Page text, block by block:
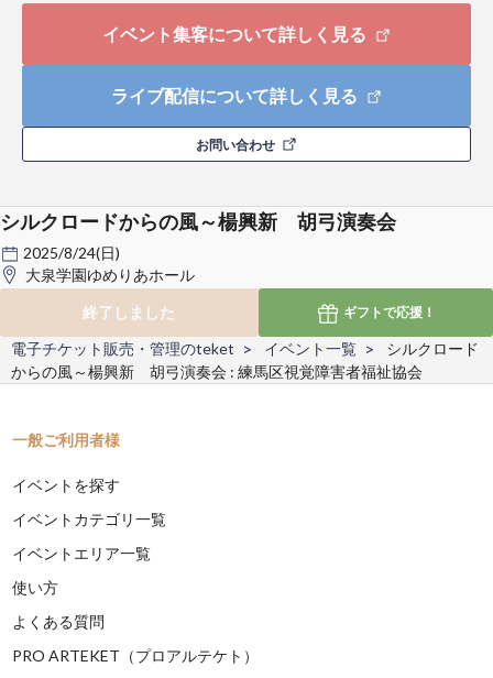
イベント集客について詳しく見る
ライブ配信について詳しく見る
お問い合わせ
シルクロードからの風～楊興新 胡弓演奏会
2025/8/24(日)
大泉学園ゆめりあホール
終了しました
ギフトで応援！
電子チケット販売・管理のteket イベント一覧
シルクロード
からの風～楊興新 胡弓演奏会 : 練馬区視覚障害者福祉協会
一般ご利用者様
イベントを探す
イベントカテゴリ一覧
イベントエリア一覧
使い方
よくある質問
PRO ARTEKET（プロアルテケト）